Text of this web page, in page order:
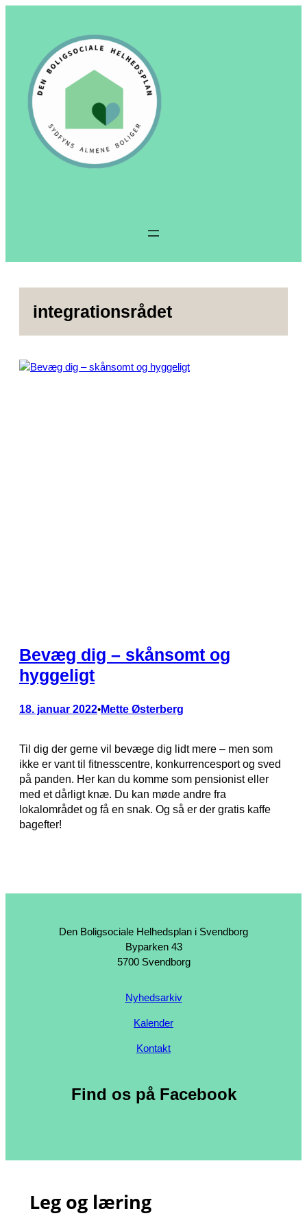
integrationsrådet
Bevæg dig – skånsomt og
hyggeligt
18. januar 2022•Mette Østerberg
Til dig der gerne vil bevæge dig lidt mere – men som
ikke er vant til fitnesscentre, konkurrencesport og sved
på panden. Her kan du komme som pensionist eller
med et dårligt knæ. Du kan møde andre fra
lokalområdet og få en snak. Og så er der gratis kaffe
bagefter!
Den Boligsociale Helhedsplan i Svendborg
Byparken 43
5700 Svendborg
Nyhedsarkiv
Kalender
Kontakt
Find os på Facebook
Leg og læring